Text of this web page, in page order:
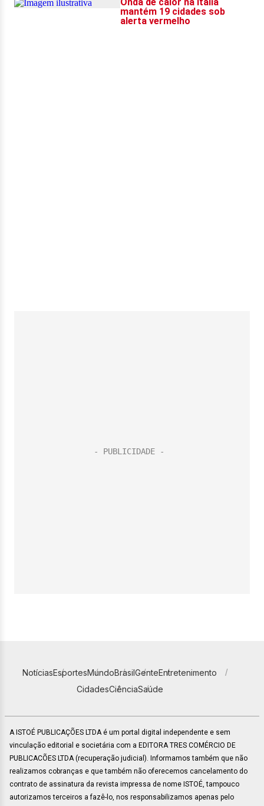
NotíciasEsportesMundoBrasilGenteEntretenimento
CidadesCiênciaSaúde
A ISTOÉ PUBLICAÇÕES LTDA é um portal digital independente e sem
vinculação editorial e societária com a EDITORA TRES COMÉRCIO DE
PUBLICACÕES LTDA (recuperação judicial). Informamos também que não
realizamos cobranças e que também não oferecemos cancelamento do
contrato de assinatura da revista impressa de nome ISTOÉ, tampouco
autorizamos terceiros a fazê-lo, nos responsabilizamos apenas pelo